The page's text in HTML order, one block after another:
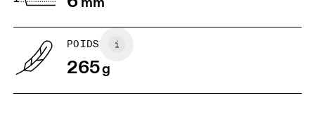
JP
UK
POIDS
265g